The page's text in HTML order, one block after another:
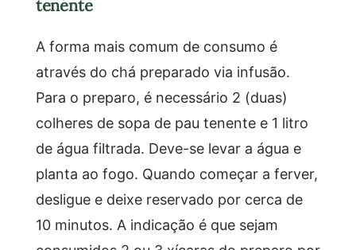
tenente
A forma mais comum de consumo é
através do chá preparado via infusão.
Para o preparo, é necessário 2 (duas)
colheres de sopa de pau tenente e 1 litro
de água filtrada. Deve-se levar a água e
planta ao fogo. Quando começar a ferver,
desligue e deixe reservado por cerca de
10 minutos. A indicação é que sejam